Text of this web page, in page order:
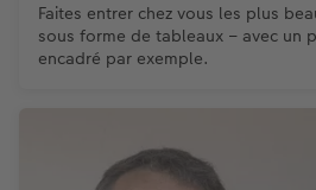
Faites entrer chez vous les plus
sous forme de tableaux – avec un
encadré par exemple.